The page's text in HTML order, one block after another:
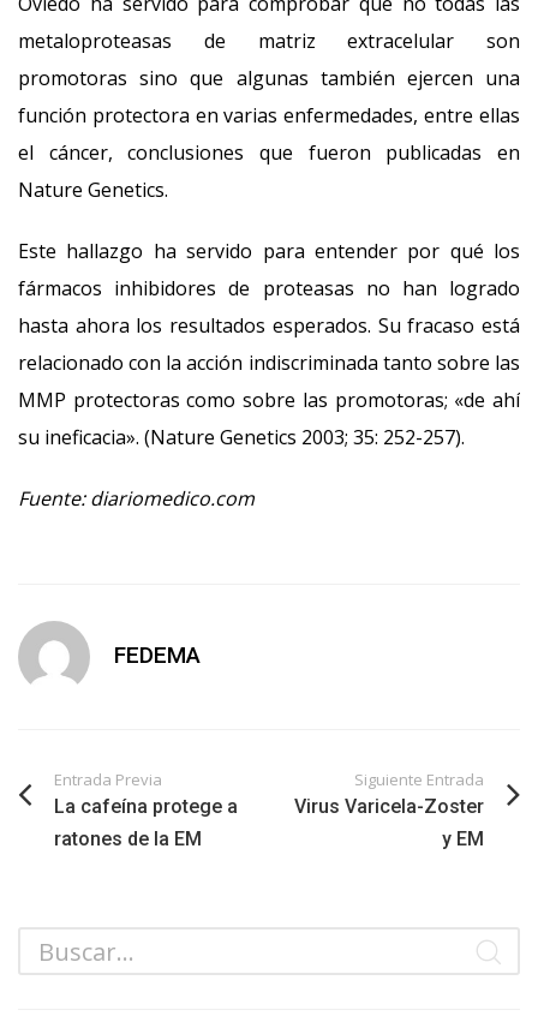
metaloproteasas de matriz extracelular son
promotoras sino que algunas también ejercen una
función protectora en varias enfermedades, entre ellas
el cáncer, conclusiones que fueron publicadas en
Nature Genetics.
Este hallazgo ha servido para entender por qué los
fármacos inhibidores de proteasas no han logrado
hasta ahora los resultados esperados. Su fracaso está
relacionado con la acción indiscriminada tanto sobre las
MMP protectoras como sobre las promotoras; «de ahí
su ineficacia». (Nature Genetics 2003; 35: 252-257).
Fuente: diariomedico.com
FEDEMA
Entrada Previa
La cafeína protege a
ratones de la EM
Siguiente Entrada
Virus Varicela-Zoster
y EM